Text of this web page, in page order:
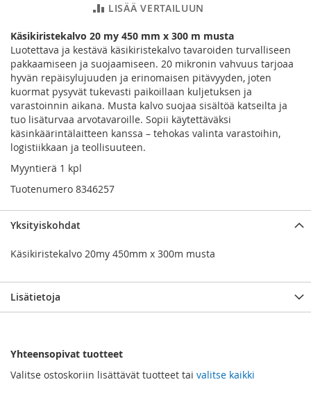
LISÄÄ VERTAILUUN
Käsikiristekalvo 20 my 450 mm x 300 m musta
Luotettava ja kestävä käsikiristekalvo tavaroiden turvalliseen
pakkaamiseen ja suojaamiseen. 20 mikronin vahvuus tarjoaa
hyvän repäisylujuuden ja erinomaisen pitävyyden, joten
kuormat pysyvät tukevasti paikoillaan kuljetuksen ja
varastoinnin aikana. Musta kalvo suojaa sisältöä katseilta ja
tuo lisäturvaa arvotavaroille. Sopii käytettäväksi
käsinkäärintälaitteen kanssa – tehokas valinta varastoihin,
logistiikkaan ja teollisuuteen.
Myyntierä 1 kpl
Tuotenumero 8346257
Yksityiskohdat
Käsikiristekalvo 20my 450mm x 300m musta
Lisätietoja
Yhteensopivat tuotteet
Valitse ostoskoriin lisättävät tuotteet tai valitse kaikki